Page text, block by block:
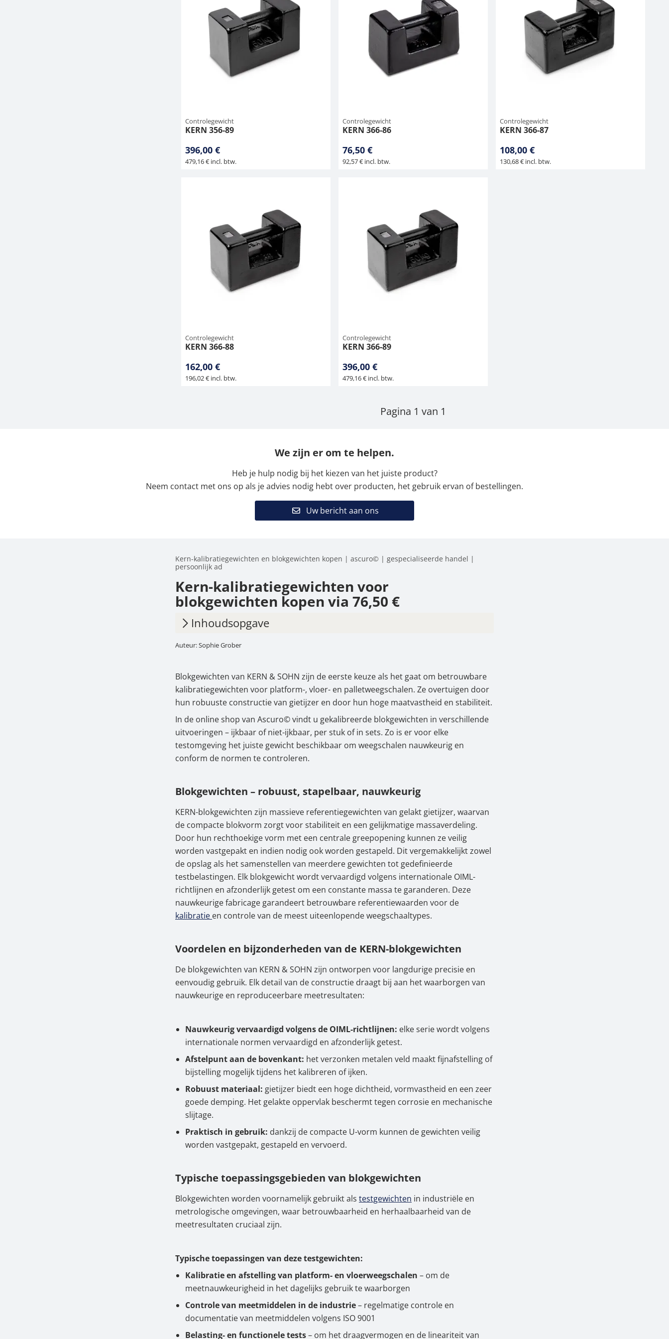
Controlegewicht
KERN 356-89
396,00 €
479,16 € incl. btw.
Controlegewicht
KERN 366-86
76,50 €
92,57 € incl. btw.
Controlegewicht
KERN 366-87
108,00 €
130,68 € incl. btw.
Controlegewicht
KERN 366-88
162,00 €
196,02 € incl. btw.
Controlegewicht
KERN 366-89
396,00 €
479,16 € incl. btw.
Pagina 1 van 1
We zijn er om te helpen.
Heb je hulp nodig bij het kiezen van het juiste product?
Neem contact met ons op als je advies nodig hebt over producten, het gebruik ervan of bestellingen.
Uw bericht aan ons
Kern-kalibratiegewichten en blokgewichten kopen | ascuro© | gespecialiseerde handel |
persoonlijk ad
Kern-kalibratiegewichten voor
blokgewichten kopen via 76,50 €
Inhoudsopgave
1. Blokgewichten – robuust, stapelbaar, nauwkeurig
3. Typische toepassingsgebieden van blokgewichten
Bijzonderheden van de KERN-series 356 en 366
5. KERN blokgewichten nu kopen in de Ascuro© Online Shop
Auteur: Sophie Grober
Blokgewichten van KERN & SOHN zijn de eerste keuze als het gaat om betrouwbare
kalibratiegewichten voor platform-, vloer- en palletweegschalen. Ze overtuigen door
hun robuuste constructie van gietijzer en door hun hoge maatvastheid en stabiliteit.
In de online shop van Ascuro© vindt u gekalibreerde blokgewichten in verschillende
uitvoeringen – ijkbaar of niet-ijkbaar, per stuk of in sets. Zo is er voor elke
testomgeving het juiste gewicht beschikbaar om weegschalen nauwkeurig en
conform de normen te controleren.
Blokgewichten – robuust, stapelbaar, nauwkeurig
KERN-blokgewichten zijn massieve referentiegewichten van gelakt gietijzer, waarvan
de compacte blokvorm zorgt voor stabiliteit en een gelijkmatige massaverdeling.
Door hun rechthoekige vorm met een centrale greepopening kunnen ze veilig
worden vastgepakt en indien nodig ook worden gestapeld. Dit vergemakkelijkt zowel
de opslag als het samenstellen van meerdere gewichten tot gedefinieerde
testbelastingen. Elk blokgewicht wordt vervaardigd volgens internationale OIML-
richtlijnen en afzonderlijk getest om een constante massa te garanderen. Deze
nauwkeurige fabricage garandeert betrouwbare referentiewaarden voor de
kalibratie en controle van de meest uiteenlopende weegschaaltypes.
Voordelen en bijzonderheden van de KERN-blokgewichten
De blokgewichten van KERN & SOHN zijn ontworpen voor langdurige precisie en
eenvoudig gebruik. Elk detail van de constructie draagt bij aan het waarborgen van
nauwkeurige en reproduceerbare meetresultaten:
Nauwkeurig vervaardigd volgens de OIML-richtlijnen: elke serie wordt volgens
internationale normen vervaardigd en afzonderlijk getest.
Afstelpunt aan de bovenkant: het verzonken metalen veld maakt fijnafstelling of
bijstelling mogelijk tijdens het kalibreren of ijken.
Robuust materiaal: gietijzer biedt een hoge dichtheid, vormvastheid en een zeer
goede demping. Het gelakte oppervlak beschermt tegen corrosie en mechanische
slijtage.
Praktisch in gebruik: dankzij de compacte U-vorm kunnen de gewichten veilig
worden vastgepakt, gestapeld en vervoerd.
Typische toepassingsgebieden van blokgewichten
Blokgewichten worden voornamelijk gebruikt als testgewichten in industriële en
metrologische omgevingen, waar betrouwbaarheid en herhaalbaarheid van de
meetresultaten cruciaal zijn.
Typische toepassingen van deze testgewichten:
Kalibratie en afstelling van platform- en vloerweegschalen – om de
meetnauwkeurigheid in het dagelijks gebruik te waarborgen
Controle van meetmiddelen in de industrie– regelmatige controle en
documentatie van meetmiddelen volgens ISO 9001
Belasting- en functionele tests– om het draagvermogen en de lineariteit van